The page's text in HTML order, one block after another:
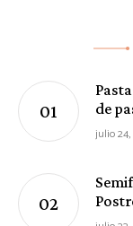
de
julio 24,